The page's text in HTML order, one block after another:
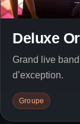
Deluxe
Grand live
d’exception.
Groupe